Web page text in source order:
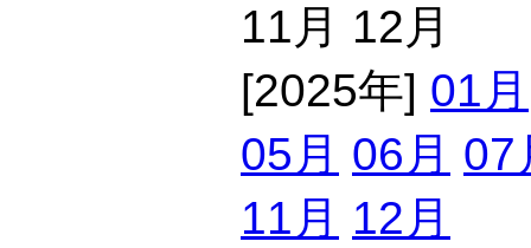
11月 12月
[2025年] 01月
05月 06月 07
11月 12月